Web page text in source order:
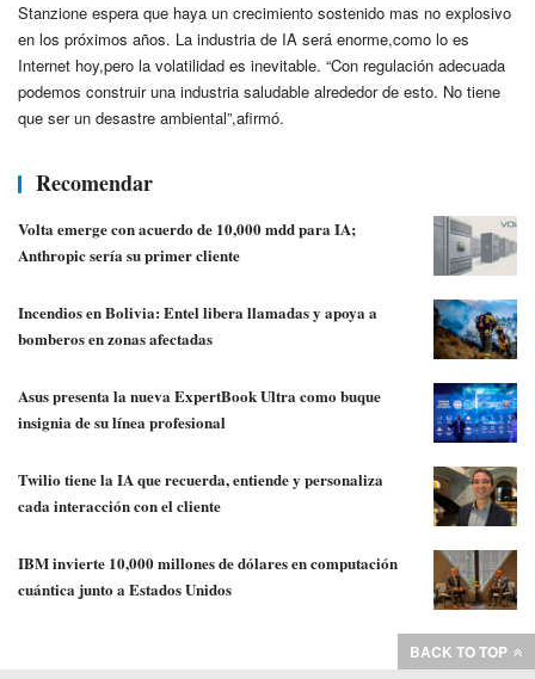
Stanzione espera que haya un crecimiento sostenido mas no explosivo
en los próximos años. La industria de IA será enorme,como lo es
Internet hoy,pero la volatilidad es inevitable. “Con regulación adecuada
podemos construir una industria saludable alrededor de esto. No tiene
que ser un desastre ambiental”,afirmó.
Recomendar
Volta emerge con acuerdo de 10,000 mdd para IA;
Anthropic sería su primer cliente
Incendios en Bolivia: Entel libera llamadas y apoya a
bomberos en zonas afectadas
Asus presenta la nueva ExpertBook Ultra como buque
insignia de su línea profesional
Twilio tiene la IA que recuerda, entiende y personaliza
cada interacción con el cliente
IBM invierte 10,000 millones de dólares en computación
cuántica junto a Estados Unidos
BACK TO TOP